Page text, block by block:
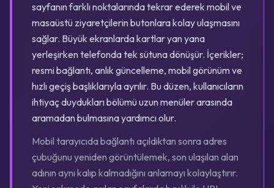
sayfanın farklı noktalarında tekrar ederek mobil ve
masaüstü ziyaretçilerin butonlara kolay ulaşmasını
sağlar. Büyük ekranlarda kartlar yan yana
yerleşirken telefonda tek sütuna dönüşür. İçerikler;
resmi bağlantı, anlık güncelleme, mobil görünüm ve
hızlı geçiş başlıklarıyla ayrılır. Bu düzen, kullanıcıların
ihtiyaç duydukları bölümü uzun menüler arasında
aramadan bulmasına yardımcı olur.
Mobil tarayıcıda bağlantı açıldıktan sonra adres
çubuğunu yeniden görüntülemek, son ulaşılan alan
adının aynı kalıp kalmadığını anlamayı kolaylaştırır.